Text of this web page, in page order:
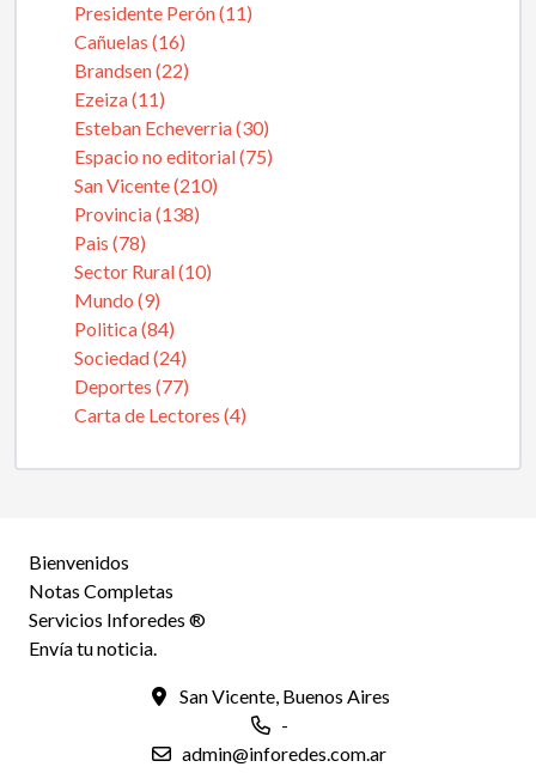
Presidente Perón (11)
Cañuelas (16)
Brandsen (22)
Ezeiza (11)
Esteban Echeverria (30)
Espacio no editorial (75)
San Vicente (210)
Provincia (138)
Pais (78)
Sector Rural (10)
Mundo (9)
Politica (84)
Sociedad (24)
Deportes (77)
Carta de Lectores (4)
Bienvenidos
Notas Completas
Servicios Inforedes ®
Envía tu noticia.
San Vicente, Buenos Aires
-
admin@inforedes.com.ar